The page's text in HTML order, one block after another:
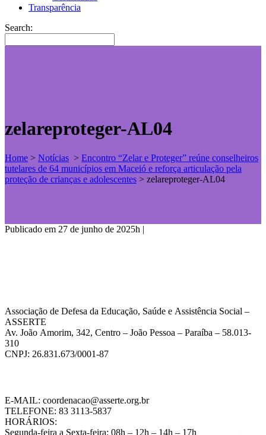
Transparência
Search:
zelareproteger-AL04
Home > Notícias > Encontro “Zelar e Proteger” reúne conselheiros
tutelares de 64 municípios em Maceió e reforça articulação pela
proteção de crianças e adolescentes > zelareproteger-AL04
Publicado em 27 de junho de 2025h |
Associação de Defesa da Educação, Saúde e Assistência Social –
ASSERTE
Av. João Amorim, 342, Centro – João Pessoa – Paraíba – 58.013-
310
CNPJ: 26.831.673/0001-87
E-MAIL: coordenacao@asserte.org.br
TELEFONE: 83 3113-5837
HORÁRIOS:
Segunda-feira a Sexta-feira: 08h – 12h – 14h – 17h